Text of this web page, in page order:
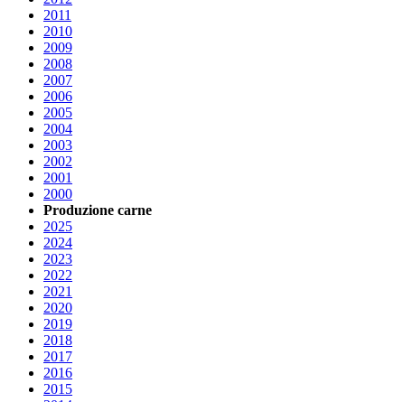
2011
2010
2009
2008
2007
2006
2005
2004
2003
2002
2001
2000
Produzione carne
2025
2024
2023
2022
2021
2020
2019
2018
2017
2016
2015